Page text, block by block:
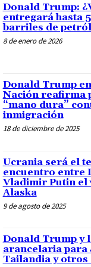
Donald Trump:
entregará hasta
barriles de
8 de enero de 2026
Donald Trump
Nación reafirma
“mano dura”
inmigración
18 de diciembre de 2025
Ucrania será el
encuentro entre
Vladimir Putin el
Alaska
9 de agosto de 2025
Donald Trump y
arancelaria para
Tailandia y otros